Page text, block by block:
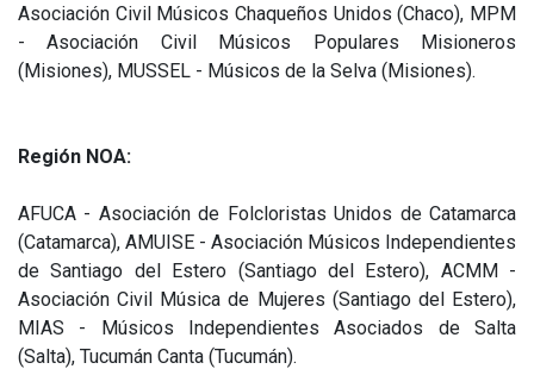
Asociación Civil Músicos Chaqueños Unidos (Chaco), MPM
- Asociación Civil Músicos Populares Misioneros
(Misiones), MUSSEL - Músicos de la Selva (Misiones).
Región NOA:
AFUCA - Asociación de Folcloristas Unidos de Catamarca
(Catamarca), AMUISE - Asociación Músicos Independientes
de Santiago del Estero (Santiago del Estero), ACMM -
Asociación Civil Música de Mujeres (Santiago del Estero),
MIAS - Músicos Independientes Asociados de Salta
(Salta), Tucumán Canta (Tucumán).